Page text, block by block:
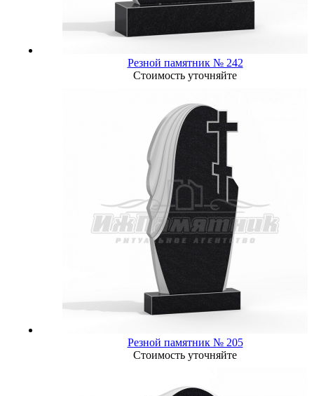
Резной памятник № 242
Стоимость уточняйте
Резной памятник № 205
Стоимость уточняйте